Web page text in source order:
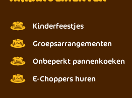
Kinderfeestjes
Groepsarrangementen
Onbeperkt pannenkoeken
E-Choppers huren